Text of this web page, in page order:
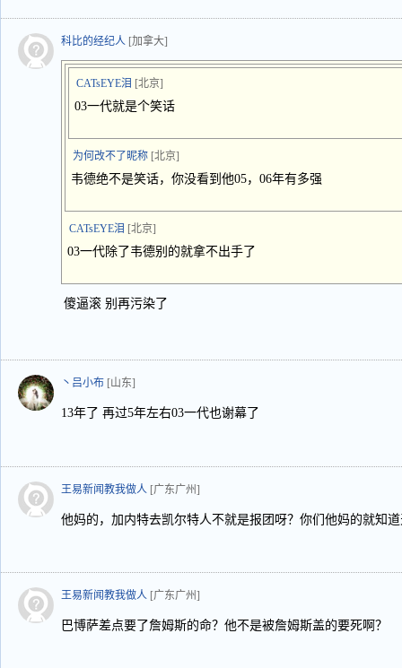
科比的经纪人 [加拿大]
CATsEYE泪 [北京]
03一代就是个笑话
为何改不了昵称 [北京]
韦德绝不是笑话，你没看到他05，06年有多强
CATsEYE泪 [北京]
03一代除了韦德别的就拿不出手了
傻逼滚 别再污染了
丶吕小布 [山东]
13年了 再过5年左右03一代也谢幕了
王易新闻教我做人 [广东广州]
他妈的，加内特去凯尔特人不就是报团呀？你们他妈的就知
王易新闻教我做人 [广东广州]
巴博萨差点要了詹姆斯的命？他不是被詹姆斯盖的要死啊？